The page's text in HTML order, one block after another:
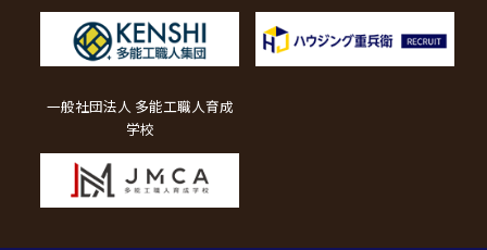
一般社団法人 多能工職人育成
学校